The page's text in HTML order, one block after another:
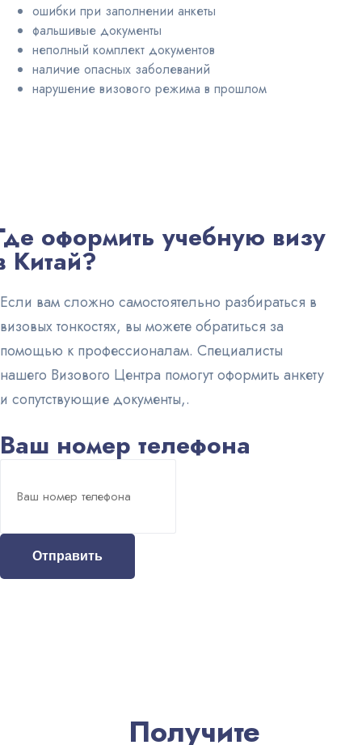
ошибки при заполнении анкеты
фальшивые документы
неполный комплект документов
наличие опасных заболеваний
нарушение визового режима в прошлом
оформить учебную визу
Китай?
Если вам сложно самостоятельно разбираться в
визовых тонкостях, вы можете обратиться за
помощью к профессионалам. Специалисты
нашего Визового Центра помогут оформить анкету
и сопутствующие документы,.
Ваш номер телефона
Отправить
Получите